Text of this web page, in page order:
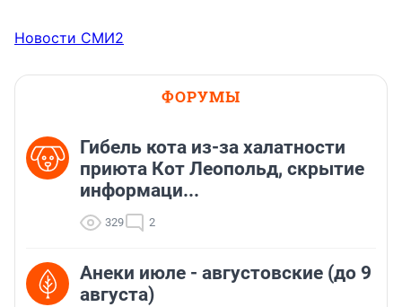
Новости СМИ2
ФОРУМЫ
Гибель кота из-за халатности
приюта Кот Леопольд, скрытиe
информаци...
329 2
Анеки июле - августовские (до 9
августа)